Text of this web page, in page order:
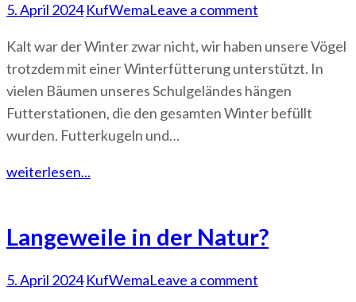
5. April 2024 KufWemaLeave a comment
Kalt war der Winter zwar nicht, wir haben unsere Vögel
trotzdem mit einer Winterfütterung unterstützt. In
vielen Bäumen unseres Schulgeländes hängen
Futterstationen, die den gesamten Winter befüllt
wurden. Futterkugeln und…
weiterlesen...
Langeweile in der Natur?
5. April 2024 KufWemaLeave a comment